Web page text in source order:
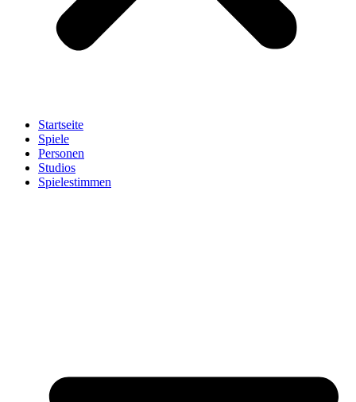
Startseite
Spiele
Personen
Studios
Spielestimmen